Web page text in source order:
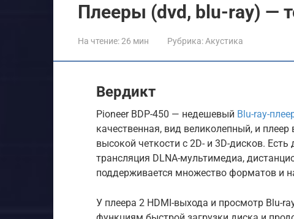
Плееры (dvd, blu-ray) —
На чтение:26 мин Рубрика: Акустика
Вердикт
Pioneer BDP-450 — недешевый Blu-ray-
качественная, вид великолепный, и
высокой четкости с 2D- и 3D-дисков.
трансляция DLNA-мультимедиа,
поддерживается множество форматов и
У плеера 2 HDMI-выхода и просмотр Blu-